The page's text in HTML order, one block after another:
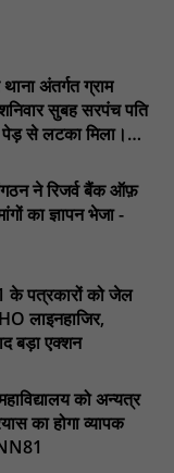
ग्रामों में बढ़ी
वितरण, 'एक पेड़
का लंबित वेतन
चालकों ने
वाहन चालक : NN81
जानकारी :
अंतर्गत ग्राम
सुबह सरपंच पति
पेड़ से लटका मिला।
ने रिजर्व बैंक ऑफ़
का ज्ञापन भेजा -
पत्रकारों को जेल
लाइनहाजिर,
बड़ा एक्शन
को अन्यत्र
का होगा व्यापक